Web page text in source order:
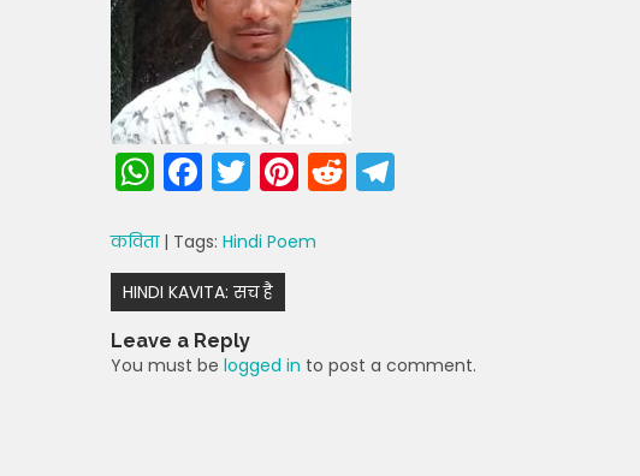
W
h
a
ts
A
p
F
a
c
e
b
o
T
w
itt
er
Pi
nt
er
R
e
m
कविता| Tags: Hindi Poem
Post
navigation
HINDI KAVITA: सच है
Leave a Reply
You must be logged in to post a comment.